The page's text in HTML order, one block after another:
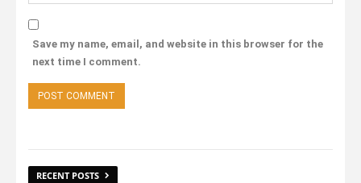
Save my name, email, and website in this browser for the
next time I comment.
RECENT POSTS